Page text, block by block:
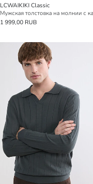
LCWAIKIKI Classic
1 999,00 RUB